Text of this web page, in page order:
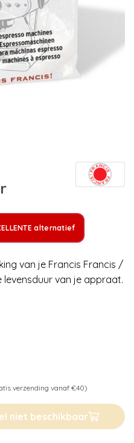
alternatief
van je Francis Francis /
levensduur van je appraat.
verzending vanaf €40)
niet beschikbaar